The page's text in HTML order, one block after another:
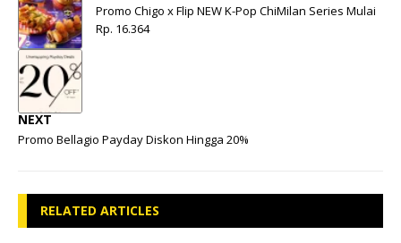
Promo Chigo x Flip NEW K-Pop ChiMilan Series Mulai
Rp. 16.364
NEXT
Promo Bellagio Payday Diskon Hingga 20%
RELATED ARTICLES